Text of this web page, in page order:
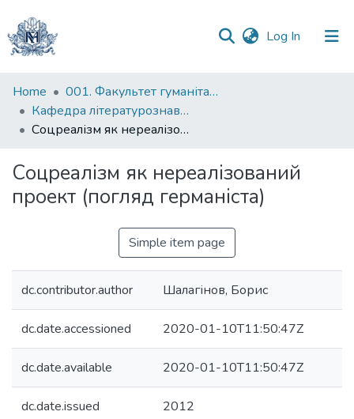
Log In (current)
Communities
&
Collections
Statistics
Home
001. Факультет гуманітарних наук
Кафедра літературознавства імені Володимира Моренця
Соцреалізм як нереалізований проект (погляд германіста)
Соцреалізм як нереалізований
проект (погляд германіста)
Simple item page
dc.contributor.author Шалагінов, Борис
dc.date.accessioned 2020-01-10T11:50:47Z
dc.date.available 2020-01-10T11:50:47Z
dc.date.issued 2012